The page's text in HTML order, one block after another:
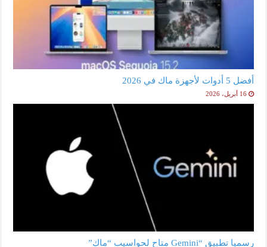
أفضل 5 أدوات لأجهزة ماك في 2026
16 أبريل، 2026
رسميا تطبيق “Gemini متاح لحواسيب “ماك”